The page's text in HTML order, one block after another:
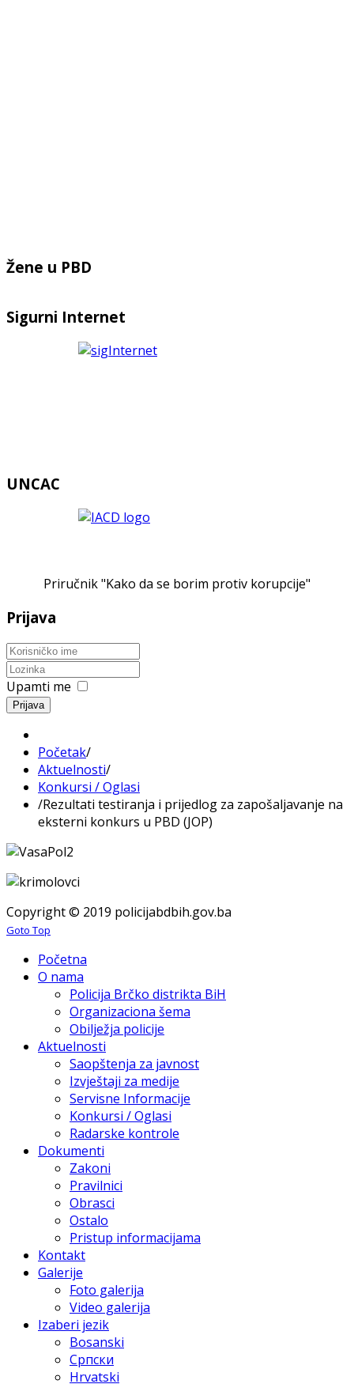
Žene u PBD
Sigurni Internet
UNCAC
Priručnik "Kako da se borim protiv korupcije"
Prijava
Upamti me
Prijava
Početak/
Aktuelnosti/
Konkursi / Oglasi
/Rezultati testiranja i prijedlog za zapošalјavanje na
eksterni konkurs u PBD (JOP)
Copyright © 2019 policijabdbih.gov.ba
Goto Top
Početna
O nama
Policija Brčko distrikta BiH
Organizaciona šema
Obilježja policije
Aktuelnosti
Saopštenja za javnost
Izvještaji za medije
Servisne Informacije
Konkursi / Oglasi
Radarske kontrole
Dokumenti
Zakoni
Pravilnici
Obrasci
Ostalo
Pristup informacijama
Kontakt
Galerije
Foto galerija
Video galerija
Izaberi jezik
Bosanski
Српски
Hrvatski